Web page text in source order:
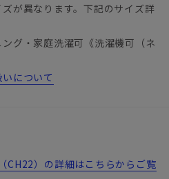
が異なります。下記のサイズ詳
ング・家庭洗濯可《洗濯機可（ネ
について
CH22）の詳細はこちらからご覧